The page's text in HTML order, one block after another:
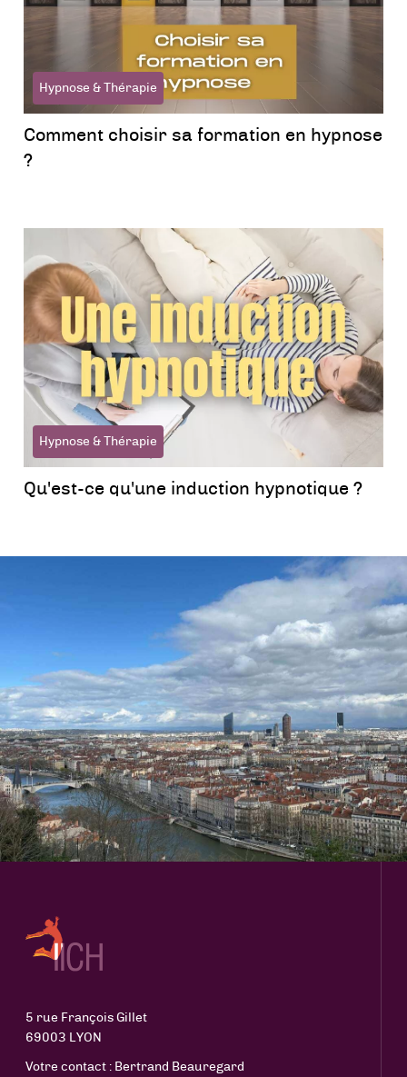
Hypnose & Thérapie
Comment choisir sa formation en hypnose
?
Hypnose & Thérapie
Qu'est-ce qu'une induction hypnotique ?
5 rue François Gillet
69003 LYON
Votre contact : Bertrand Beauregard